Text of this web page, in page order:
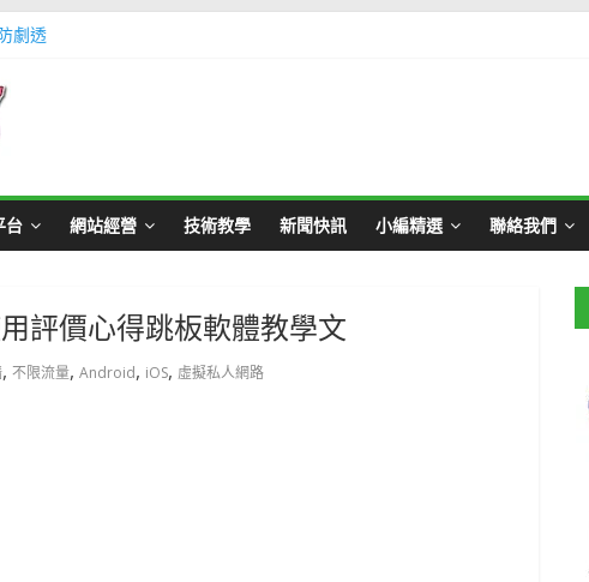
劇透
Card 網站
門玩遊戲教學
學
台 網站經營 技術教學 新聞快訊 小編精選 聯絡我們
評價心得跳板軟體教學文
, 不限流量, Android, iOS, 虛擬私人網路